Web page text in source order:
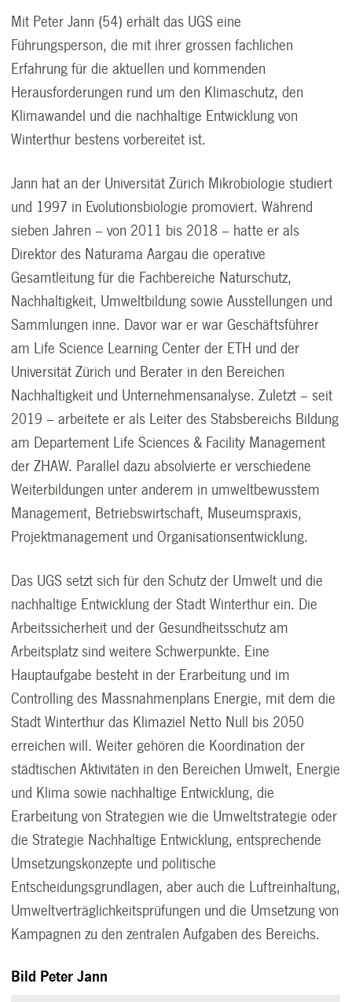
Mit Peter Jann (54) erhält das UGS eine
Führungsperson, die mit ihrer grossen fachlichen
Erfahrung für die aktuellen und kommenden
Herausforderungen rund um den Klimaschutz, den
Klimawandel und die nachhaltige Entwicklung von
Winterthur bestens vorbereitet ist.
Jann hat an der Universität Zürich Mikrobiologie studiert
und 1997 in Evolutionsbiologie promoviert. Während
sieben Jahren – von 2011 bis 2018 – hatte er als
Direktor des Naturama Aargau die operative
Gesamtleitung für die Fachbereiche Naturschutz,
Nachhaltigkeit, Umweltbildung sowie Ausstellungen und
Sammlungen inne. Davor war er war Geschäftsführer
am Life Science Learning Center der ETH und der
Universität Zürich und Berater in den Bereichen
Nachhaltigkeit und Unternehmensanalyse. Zuletzt – seit
2019 – arbeitete er als Leiter des Stabsbereichs Bildung
am Departement Life Sciences & Facility Management
der ZHAW. Parallel dazu absolvierte er verschiedene
Weiterbildungen unter anderem in umweltbewusstem
Management, Betriebswirtschaft, Museumspraxis,
Projektmanagement und Organisationsentwicklung.
Das UGS setzt sich für den Schutz der Umwelt und die
nachhaltige Entwicklung der Stadt Winterthur ein. Die
Arbeitssicherheit und der Gesundheitsschutz am
Arbeitsplatz sind weitere Schwerpunkte. Eine
Hauptaufgabe besteht in der Erarbeitung und im
Controlling des Massnahmenplans Energie, mit dem die
Stadt Winterthur das Klimaziel Netto Null bis 2050
erreichen will. Weiter gehören die Koordination der
städtischen Aktivitäten in den Bereichen Umwelt, Energie
und Klima sowie nachhaltige Entwicklung, die
Erarbeitung von Strategien wie die Umweltstrategie oder
die Strategie Nachhaltige Entwicklung, entsprechende
Umsetzungskonzepte und politische
Entscheidungsgrundlagen, aber auch die Luftreinhaltung,
Umweltverträglichkeitsprüfungen und die Umsetzung von
Kampagnen zu den zentralen Aufgaben des Bereichs.
Bild Peter Jann